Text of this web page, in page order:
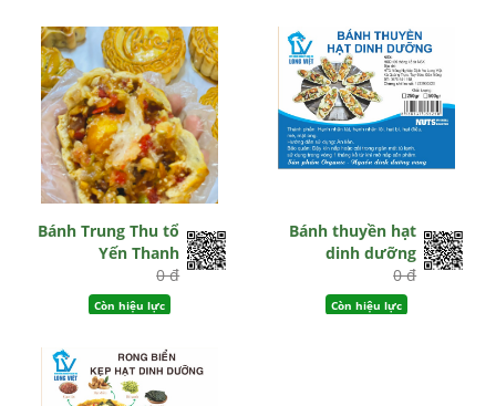
Bánh Trung Thu tổ
Yến Thanh
0 đ
Còn hiệu lực
Bánh thuyền hạt
dinh dưỡng
0 đ
Còn hiệu lực